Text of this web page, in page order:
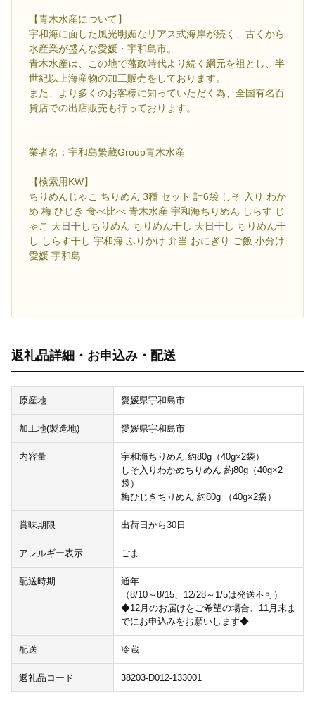
【青木水産について】
宇和海に面した風光明媚なリアス式海岸が続く、古くから
水産業が盛んな愛媛・宇和島市。
青木水産は、この地で藩政時代より続く綱元を祖とし、半
世紀以上海産物の加工販売をしております。
また、より多くのお客様に知っていただく為、全国有名百
貨店での出店販売も行っております。
=========================
業者名：宇和島繁蔵Group青木水産
【検索用KW】
ちりめんじゃこ ちりめん 3種 セット 計6袋 しそ 入り わか
め 梅 ひじき 食べ比べ 青木水産 宇和海ちりめん しらす じ
ゃこ 天日干しちりめん ちりめん干し 天日干し ちりめん干
し しらす干し 宇和海 ふりかけ 弁当 おにぎり ご飯 小分け
愛媛 宇和島
返礼品詳細・お申込み・配送
原産地 愛媛県宇和島市
加工地(製造地) 愛媛県宇和島市
内容量
宇和海ちりめん 約80g（40g×2袋）
しそ入りわかめちりめん 約80g（40g×2
袋）
梅ひじきちりめん 約80g （40g×2袋）
賞味期限 出荷日から30日
アレルギー表示 ごま
配送時期
通年
（8/10～8/15、12/28～1/5は発送不可）
◆12月のお届けをご希望の場合、11月末ま
でにお申込みをお願いします◆
配送 冷蔵
返礼品コード 38203-D012-133001